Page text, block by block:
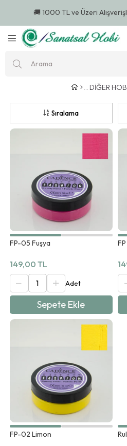
🚚 1000 TL ve Üzeri
DİĞER
Sıralama
FP-05 Fuşya
149,00 TL
Sepete Ekle
FP-02 Limon